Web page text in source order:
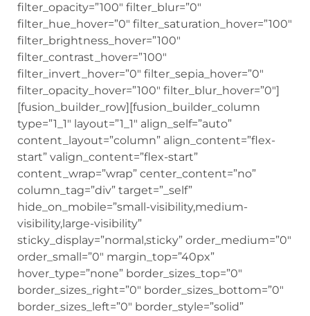
filter_opacity=”100″ filter_blur=”0″
filter_hue_hover=”0″ filter_saturation_hover=”100″
filter_brightness_hover=”100″
filter_contrast_hover=”100″
filter_invert_hover=”0″ filter_sepia_hover=”0″
filter_opacity_hover=”100″ filter_blur_hover=”0″]
[fusion_builder_row][fusion_builder_column
type=”1_1″ layout=”1_1″ align_self=”auto”
content_layout=”column” align_content=”flex-
start” valign_content=”flex-start”
content_wrap=”wrap” center_content=”no”
column_tag=”div” target=”_self”
hide_on_mobile=”small-visibility,medium-
visibility,large-visibility”
sticky_display=”normal,sticky” order_medium=”0″
order_small=”0″ margin_top=”40px”
hover_type=”none” border_sizes_top=”0″
border_sizes_right=”0″ border_sizes_bottom=”0″
border_sizes_left=”0″ border_style=”solid”